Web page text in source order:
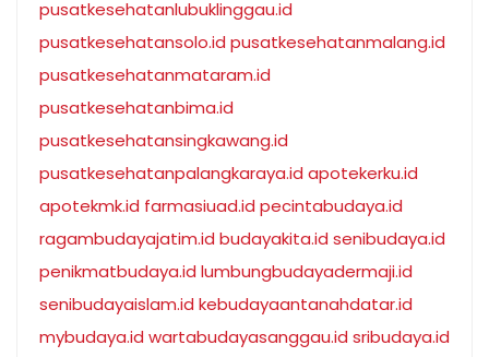
pusatkesehatanlubuklinggau.id
pusatkesehatansolo.id pusatkesehatanmalang.id
pusatkesehatanmataram.id
pusatkesehatanbima.id
pusatkesehatansingkawang.id
pusatkesehatanpalangkaraya.id apotekerku.id
apotekmk.id farmasiuad.id pecintabudaya.id
ragambudayajatim.id budayakita.id senibudaya.id
penikmatbudaya.id lumbungbudayadermaji.id
senibudayaislam.id kebudayaantanahdatar.id
mybudaya.id wartabudayasanggau.id sribudaya.id